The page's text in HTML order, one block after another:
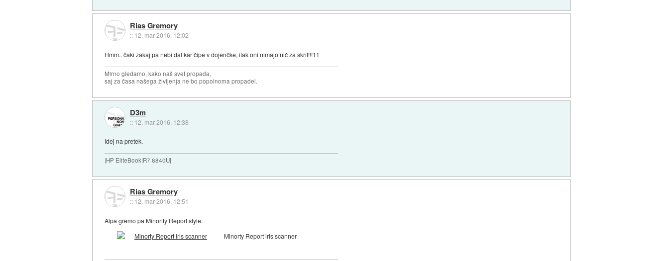
Rias Gremory
:: 12. mar 2016, 12:02
Hmm.. čaki zakaj pa nebi dal kar čipe v dojenčke, itak oni nimajo nič za skrit!!!11
Mirno gledamo, kako naš svet propada,
saj za časa našega življenja ne bo popolnoma propadel.
D3m
:: 12. mar 2016, 12:38
Idej na pretek.
|HP EliteBook|R7 8840U|
Rias Gremory
:: 12. mar 2016, 12:51
Alpa gremo pa Minority Report style.
Minorty Report iris scanner